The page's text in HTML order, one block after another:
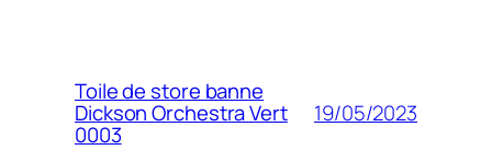
Toile de store banne
Dickson Orchestra Vert
0003
19/05/2023